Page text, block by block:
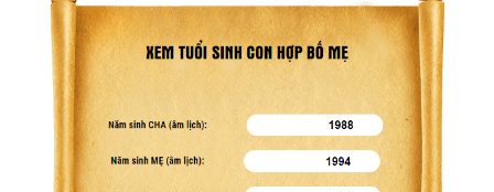
Web Store
Dịch vụ liên quan
Other Ads